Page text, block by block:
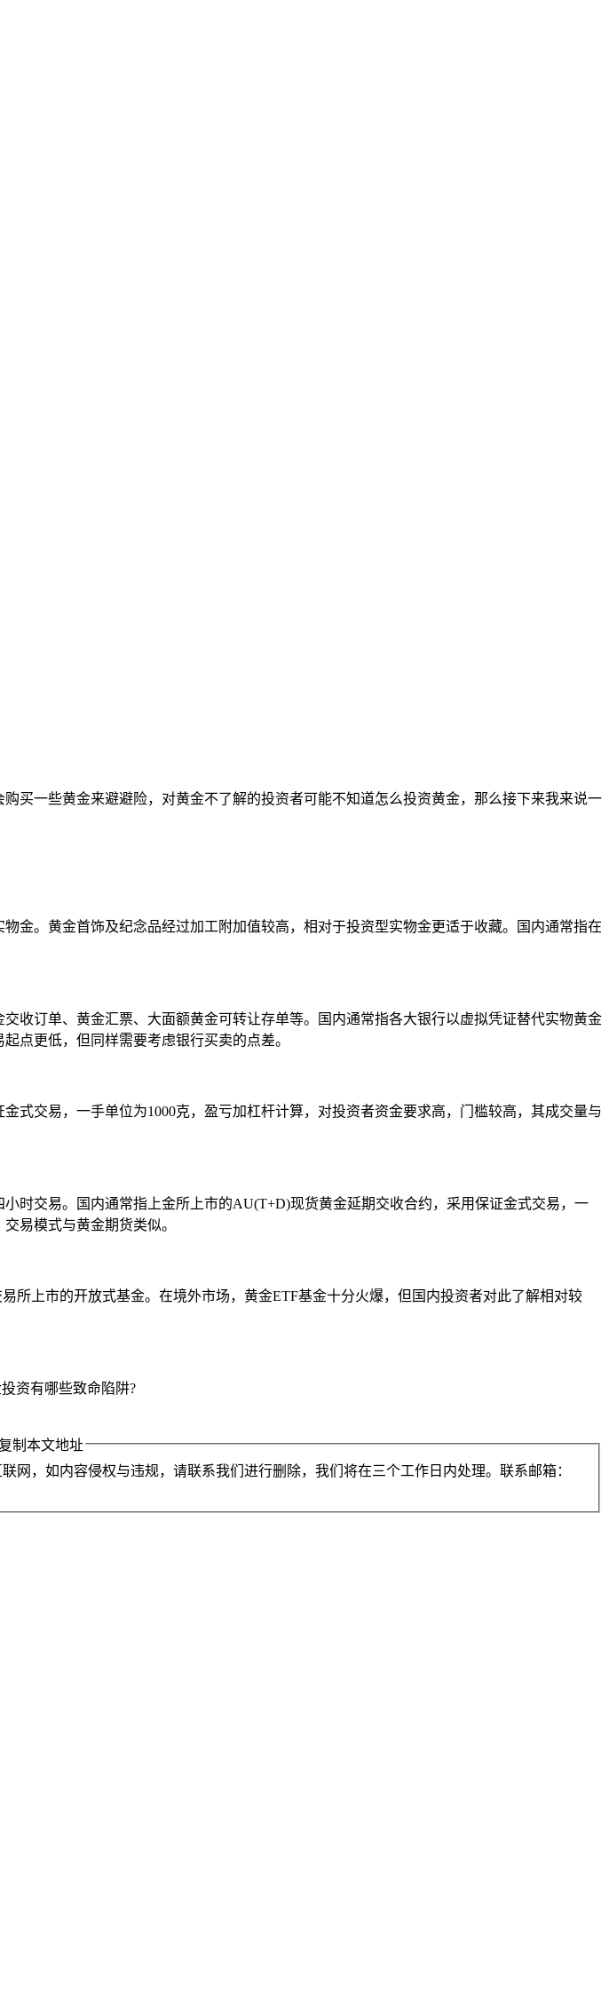
买一些黄金来避避险，对黄金不了解的投资者可能不知道怎么投资黄金，那么接下来我来说一
金。黄金首饰及纪念品经过加工附加值较高，相对于投资型实物金更适于收藏。国内通常指在
收订单、黄金汇票、大面额黄金可转让存单等。国内通常指各大银行以虚拟凭证替代实物黄金
点更低，但同样需要考虑银行买卖的点差。
式交易，一手单位为1000克，盈亏加杠杆计算，对投资者资金要求高，门槛较高，其成交量与
时交易。国内通常指上金所上市的AU(T+D)现货黄金延期交收合约，采用保证金式交易，一
易模式与黄金期货类似。
所上市的开放式基金。在境外市场，黄金ETF基金十分火爆，但国内投资者对此了解相对较
资有哪些致命陷阱?
制本文地址
网，如内容侵权与违规，请联系我们进行删除，我们将在三个工作日内处理。联系邮箱：